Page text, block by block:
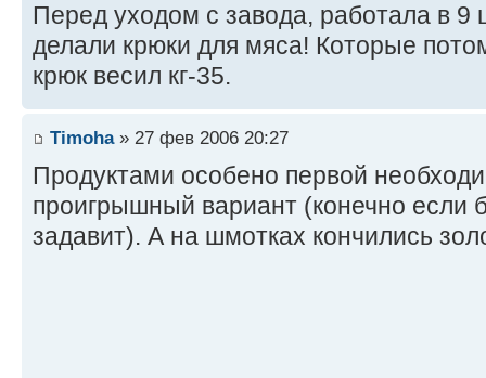
Перед уходом с завода, работала в 9
делали крюки для мяса! Которые
крюк весил кг-35.
Timoha» 27 фев 2006 20:27
Продуктами особено первой
проигрышный вариант (конечно если
задавит). А на шмотках кончились